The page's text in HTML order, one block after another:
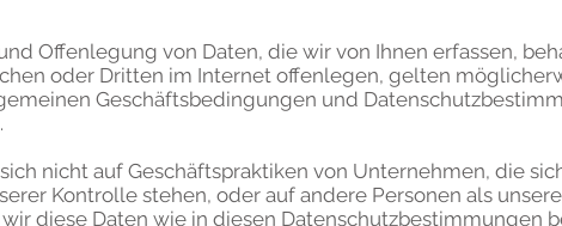
Offenlegung von Daten, die wir von Ihnen erfassen,
oder Dritten im Internet offenlegen, gelten
Geschäftsbedingungen und
nicht auf Geschäftspraktiken von Unternehmen, die
Kontrolle stehen, oder auf andere Personen als
diese Daten wie in diesen Datenschutzbestimmungen